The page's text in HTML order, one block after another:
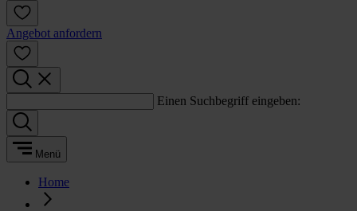
Angebot anfordern
Einen Suchbegriff eingeben:
Menü
Home